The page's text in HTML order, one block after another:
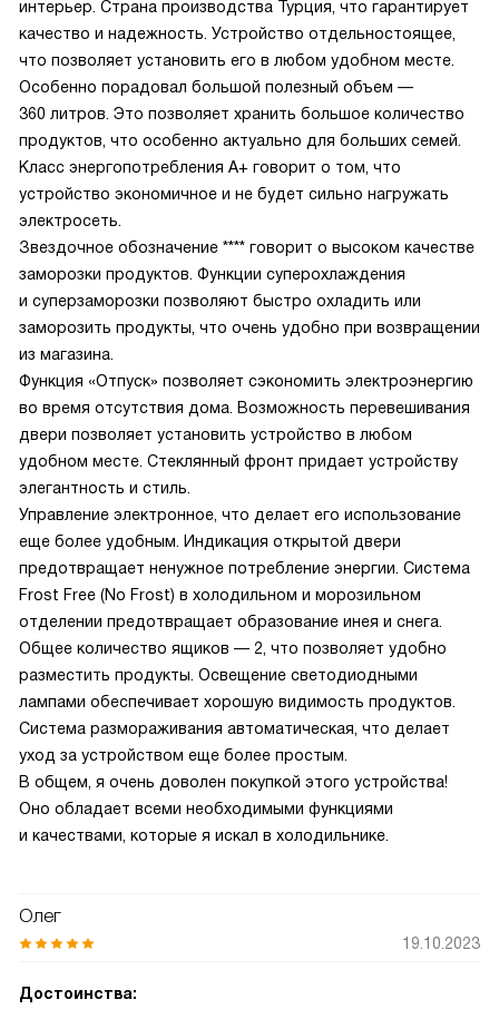
интерьер. Страна производства Турция, что гарантирует
качество и надежность. Устройство отдельностоящее,
что позволяет установить его в любом удобном месте.
Особенно порадовал большой полезный объем —
360 литров. Это позволяет хранить большое количество
продуктов, что особенно актуально для больших семей.
Класс энергопотребления A+ говорит о том, что
устройство экономичное и не будет сильно нагружать
электросеть.
Звездочное обозначение **** говорит о высоком качестве
заморозки продуктов. Функции суперохлаждения
и суперзаморозки позволяют быстро охладить или
заморозить продукты, что очень удобно при возвращении
из магазина.
Функция «Отпуск» позволяет сэкономить электроэнергию
во время отсутствия дома. Возможность перевешивания
двери позволяет установить устройство в любом
удобном месте. Стеклянный фронт придает устройству
элегантность и стиль.
Управление электронное, что делает его использование
еще более удобным. Индикация открытой двери
предотвращает ненужное потребление энергии. Система
Frost Free (No Frost) в холодильном и морозильном
отделении предотвращает образование инея и снега.
Общее количество ящиков — 2, что позволяет удобно
разместить продукты. Освещение светодиодными
лампами обеспечивает хорошую видимость продуктов.
Система размораживания автоматическая, что делает
уход за устройством еще более простым.
В общем, я очень доволен покупкой этого устройства!
Оно обладает всеми необходимыми функциями
и качествами, которые я искал в холодильнике.
Олег
19.10.2023
Достоинства: